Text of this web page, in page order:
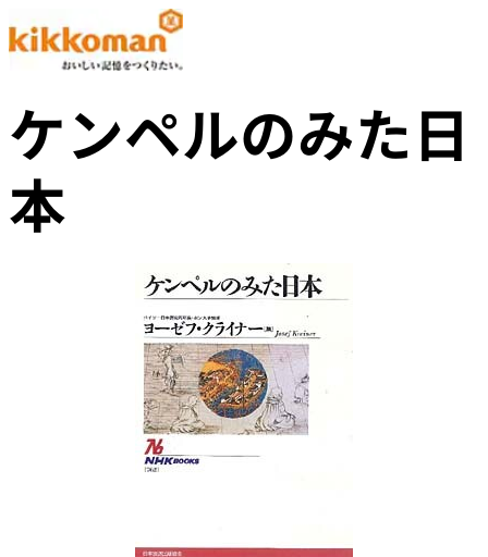
ケンペルのみた日
本